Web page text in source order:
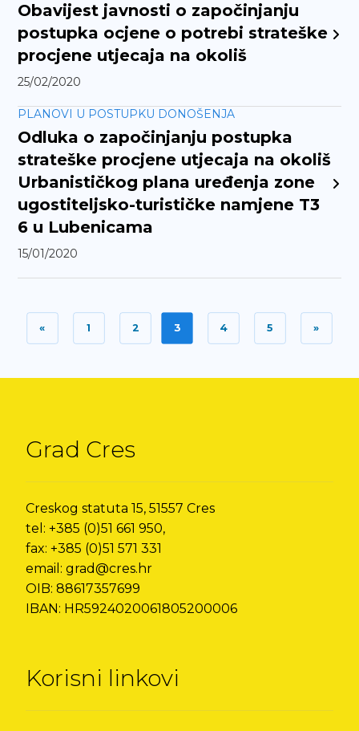
Obavijest javnosti o započinjanju
postupka ocjene o potrebi strateške
procjene utjecaja na okoliš
25/02/2020
PLANOVI U POSTUPKU DONOŠENJA
Odluka o započinjanju postupka
strateške procjene utjecaja na okoliš
Urbanističkog plana uređenja zone
ugostiteljsko-turističke namjene T3
6 u Lubenicama
15/01/2020
« 1 2 3 4 5 »
Grad Cres
Creskog statuta 15, 51557 Cres
tel: +385 (0)51 661 950,
fax: +385 (0)51 571 331
email: grad@cres.hr
OIB: 88617357699
IBAN: HR5924020061805200006
Korisni linkovi